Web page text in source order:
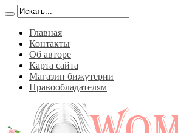
Главная
Контакты
Об авторе
Карта сайта
Магазин бижутерии
Правообладателям